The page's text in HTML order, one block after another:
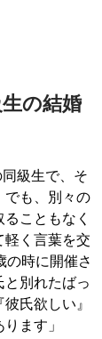
の結婚
級生で、そ
でも、別々の
こともなく
軽く言葉を交
の時に開催さ
別れたばっ
氏欲しい』
ます」